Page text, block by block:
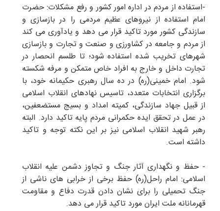
-استفاده از مردم در اداره امور کشور و رفع مشکلات: حضرت
امام استفاده از نیروهای عظیم مردمی را در بازسازی و
سازندگی کشور مورد تاکید قرار می دهد و یادآوری می کند
از مردم و جامعه در کشاورزی و صنعت و تجارت و بازسازی
شهرهای تخریب شده استفاده شود؛ تا طلسم انحصار در
تجارت داخل و خارج به افراد خاص متمکن و مرفه شکسته
شود. امام خمینی(ره) در ده سال رهبری حکیمانه خود، با
برگزاری انتخابات متعدد، تاسیس نهادهای انقلاب اسلامی
از قبیل جهاد سازندگی، کمیته امداد و بسیج مستضعفین،
در عمل در تحقق ایده حکمرانی مردم پایه تاکید دارد. البته
رهبر شهید انقلاب اسلامی نیز بر این نکته توجه و تاکید
داشته است.
- حفظ و نگهداری آثار جنگ و تجاوز دشمن علیه انقلاب
اسلامی: امام راحل(ره) حفظ برخی از خرابی های ناشی از
جنگ تحمیلی را برای نشان دادن قدرت دفاع و مقاومت
قهرمانانه ملت ایران مورد تاکید قرار می دهد.